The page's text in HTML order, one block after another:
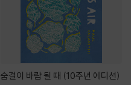
숨결이 바람 될 때 (10주년 에디션)